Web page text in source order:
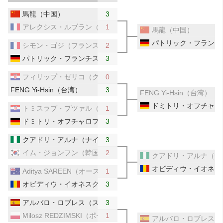
馬龍（中国）
3
アレクシス・ルブラン（フランス）
1
シモン・ゴジ（フランス） 2
パトリック・フランチスカ（ドイツ）
3
フィリップ・ゼリコ（クロアチア）
0
FENG Yi-Hsin（台湾）
3
トミスラブ・プツァル（クロアチア）
1
ドミトリ・オフチャロフ（ドイツ）
3
クアドリ・アルナ（ナイジェリア）
3
イム・ジョンフン（韓国） 2
Aditya SAREEN（オーストラリア）
1
オビディウ・イオネスク（ルーマニア）
3
アルバロ・ロブレス（スペイン）
3
Milosz REDZIMSKI（ポーランド）
1
馬龍（中国）
パトリック・フラン
FENG Yi-Hsin（台湾）
ドミトリ・オフチャ
クアドリ・アルナ（
オビディウ・イオネ
アルバロ・ロブレス